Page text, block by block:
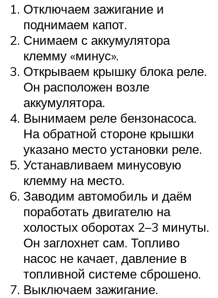
Отключаем зажигание и
поднимаем капот.
Снимаем с аккумулятора
клемму «минус».
Открываем крышку блока реле.
Он расположен возле
аккумулятора.
Вынимаем реле бензонасоса.
На обратной стороне крышки
указано место установки реле.
Устанавливаем минусовую
клемму на место.
Заводим автомобиль и даём
поработать двигателю на
холостых оборотах 2–3 минуты.
Он заглохнет сам. Топливо
насос не качает, давление в
топливной системе сброшено.
Выключаем зажигание.